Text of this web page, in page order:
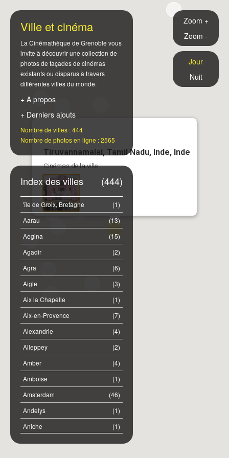
Tiruvannamalai, Tamil Nadu, Inde, Inde
Cinémas de la ville :
Ville et cinéma
La Cinémathèque de Grenoble vous
invite à découvrir une collection de
photos de façades de cinémas
existants ou disparus à travers
différentes villes du monde.
+ A propos
+ Derniers ajouts
Nombre de villes : 444
Nombre de photos en ligne : 2565
(444)
Index des villes
(1)
'île de Groix, Bretagne
(13)
Aarau
(15)
Aegina
(2)
Agadir
(6)
Agra
(3)
Aigle
(1)
Aix la Chapelle
(7)
Aix-en-Provence
(4)
Alexandrie
(2)
Alleppey
(4)
Amber
(1)
Amboise
(46)
Amsterdam
(1)
Andelys
(1)
Aniche
(2)
Annemasse
Zoom +
Zoom -
Jour
Nuit